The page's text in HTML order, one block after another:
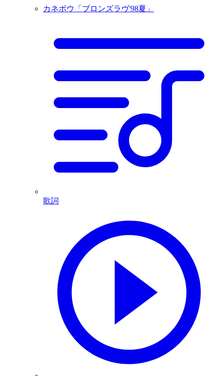
カネボウ「ブロンズラヴ'98夏」
歌詞